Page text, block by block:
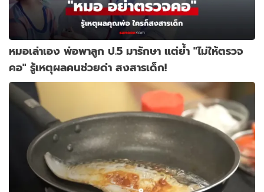
หมอเล่าเอง พ่อพาลูก ป.5 มารักษา แต่ย้ำ "ไม่ให้ตรวจ
คอ" รู้เหตุผลคนช่วยด่า สงสารเด็ก!